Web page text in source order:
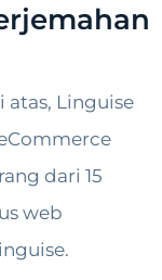
atas, Linguise
dari 15
web